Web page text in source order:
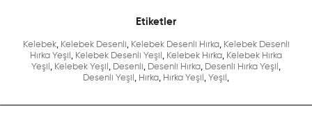
Etiketler
Kelebek, Kelebek Desenli, Kelebek Desenli Hırka, Kelebek Desenli
Hırka Yeşil , Kelebek Desenli Yeşil , Kelebek Hırka, Kelebek Hırka
Yeşil , Kelebek Yeşil , Desenli, Desenli Hırka, Desenli Hırka Yeşil ,
Desenli Yeşil , Hırka, Hırka Yeşil , Yeşil ,